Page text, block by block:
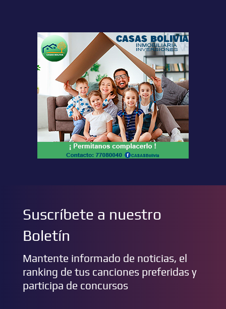
Suscríbete a nuestro
Boletín
Mantente informado de noticias, el
ranking de tus canciones preferidas y
participa de concursos